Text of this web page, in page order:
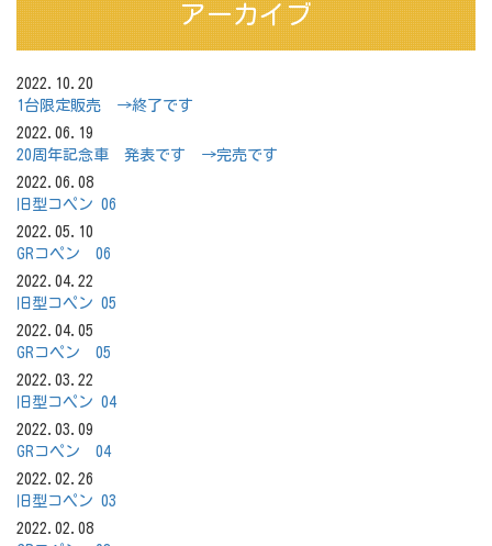
アーカイブ
2022.10.20
1台限定販売 →終了です
2022.06.19
20周年記念車 発表です →完売です
2022.06.08
旧型コペン 06
2022.05.10
GRコペン 06
2022.04.22
旧型コペン 05
2022.04.05
GRコペン 05
2022.03.22
旧型コペン 04
2022.03.09
GRコペン 04
2022.02.26
旧型コペン 03
2022.02.08